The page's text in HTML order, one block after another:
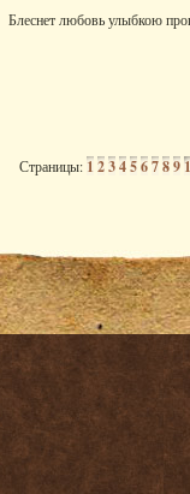
Блеснет любовь улыбкою
Страницы:1 23456789